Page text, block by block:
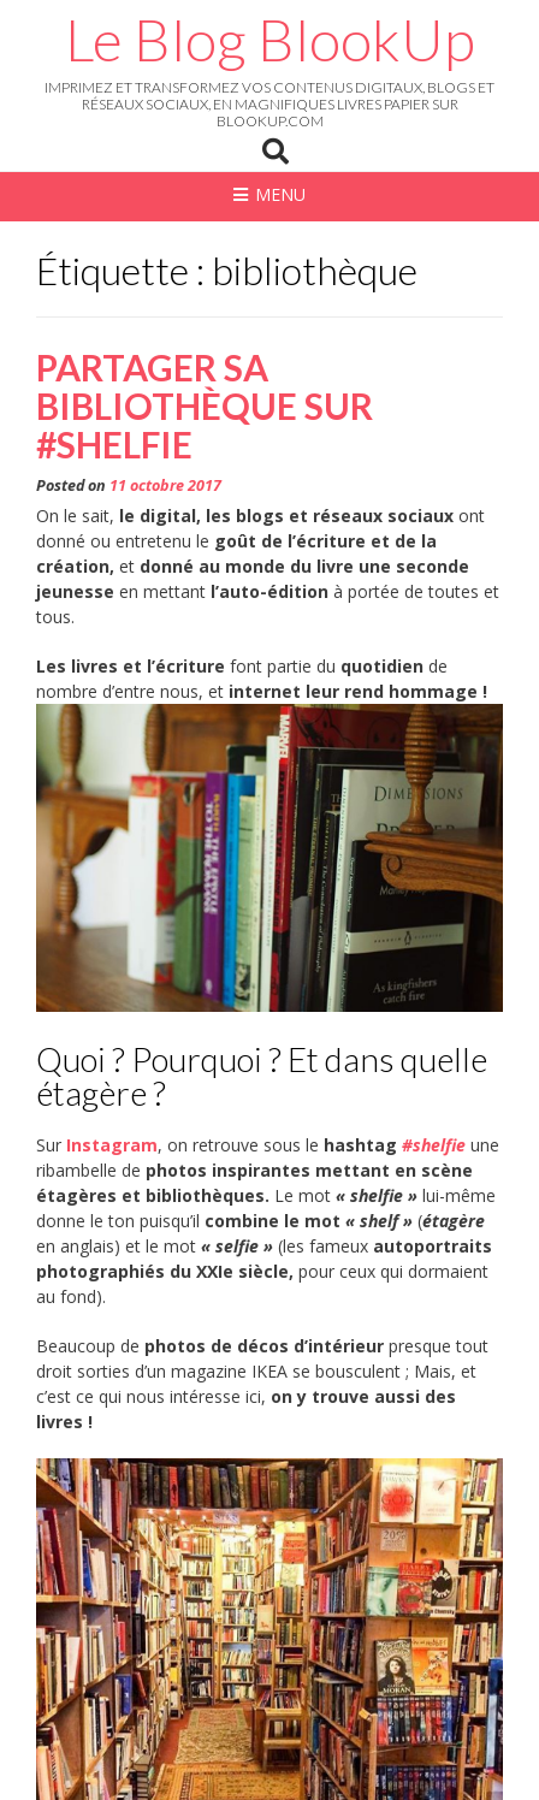
Le Blog BlookUp
IMPRIMEZ ET TRANSFORMEZ VOS CONTENUS DIGITAUX, BLOGS ET
RÉSEAUX SOCIAUX, EN MAGNIFIQUES LIVRES PAPIER SUR
BLOOKUP.COM
MENU
Étiquette : bibliothèque
PARTAGER SA
BIBLIOTHÈQUE SUR
#SHELFIE
Posted on 11 octobre 2017
On le sait, le digital, les blogs et réseaux sociaux ont
donné ou entretenu le goût de l’écriture et de la
création, et donné au monde du livre une seconde
jeunesse en mettant l’auto-édition à portée de toutes et
tous.
Les livres et l’écriture font partie du quotidien de
nombre d’entre nous, et internet leur rend hommage !
Quoi ? Pourquoi ? Et dans quelle
étagère ?
Sur Instagram, on retrouve sous le hashtag #shelfie une
ribambelle de photos inspirantes mettant en scène
étagères et bibliothèques. Le mot « shelfie » lui-même
donne le ton puisqu’il combine le mot « shelf » (étagère
en anglais) et le mot « selfie » (les fameux autoportraits
photographiés du XXIe siècle, pour ceux qui dormaient
au fond).
Beaucoup de photos de décos d’intérieur presque tout
droit sorties d’un magazine IKEA se bousculent ; Mais, et
c’est ce qui nous intéresse ici, on y trouve aussi des
livres !